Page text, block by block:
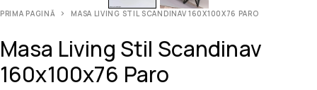
PRIMA PAGINĂ MASA LIVING STIL SCANDINAV 160X100X76 PARO
Masa Living Stil Scandinav
160x100x76 Paro